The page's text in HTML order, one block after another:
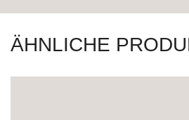
ÄHNLICHE